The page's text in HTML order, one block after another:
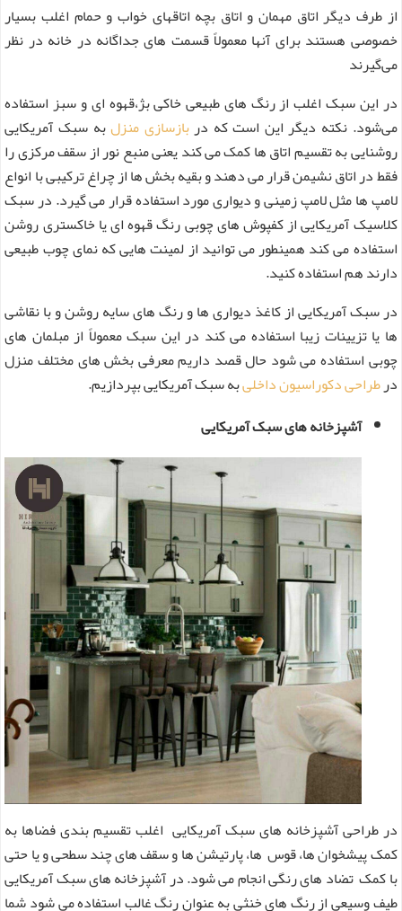
از طرف دیگر اتاق مهمان و اتاق بچه اتاقهای خواب و حمام اغلب بسیار
خصوصی هستند برای آنها معمولاً قسمت های جداگانه در خانه در نظر
می‌گیرند
در این سبک اغلب از رنگ های طبیعی خاکی بژ،قهوه ای و سبز استفاده
می‌شود. نکته دیگر این است که دربازسازی منزلبه سبک آمریکایی
روشنایی به تقسیم اتاق ها کمک می کند یعنی منبع نور از سقف مرکزی را
فقط در اتاق نشیمن قرار می دهند و بقیه بخش ها از چراغ ترکیبی با انواع
لامپ ها مثل لامپ زمینی و دیواری مورد استفاده قرار می گیرد. در سبک
کلاسیک آمریکایی از کفپوش های چوبی رنگ قهوه ای یا خاکستری روشن
استفاده می کند همینطور می توانید از لمینت هایی که نمای چوب طبیعی
دارند هم استفاده کنید.
در سبک آمریکایی از کاغذ دیواری ها و رنگ های سایه روشن و با نقاشی
ها یا تزیینات زیبا استفاده می کند در این سبک معمولاً از مبلمان های
چوبی استفاده می شود حال قصد داریم معرفی بخش های مختلف منزل
درطراحی دکوراسیون داخلیبه سبک آمریکایی بپردازیم.
آشپزخانه های سبک آمریکایی
در طراحی آشپزخانه های سبک آمریکایی اغلب تقسیم بندی فضاها به
کمک پیشخوان ها، قوس ها، پارتیشن ها و سقف های چند سطحی و یا حتی
با کمک تضاد های رنگی انجام می شود. در آشپزخانه های سبک آمریکایی
طیف وسیعی از رنگ های خنثی به عنوان رنگ غالب استفاده می شود شما